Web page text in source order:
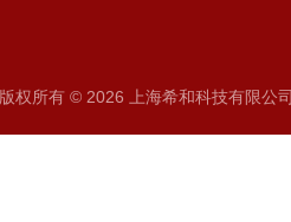
版权所有 © 2026 上海希和科技有限公